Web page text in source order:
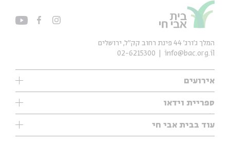
אירועים
אנגלית
מיוחדים
ספריית וידאו
עוד בבית אבי חי
המלך ג'ורג' 44 פינת רחוב קק״ל, ירושלים
info@bac.org.il
02-6215300